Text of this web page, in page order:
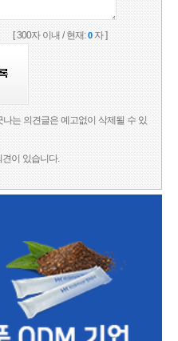
[ 300자 이내 / 현재:0자 ]
는 의견글은 예고없이 삭제될 수 있
이 있습니다.